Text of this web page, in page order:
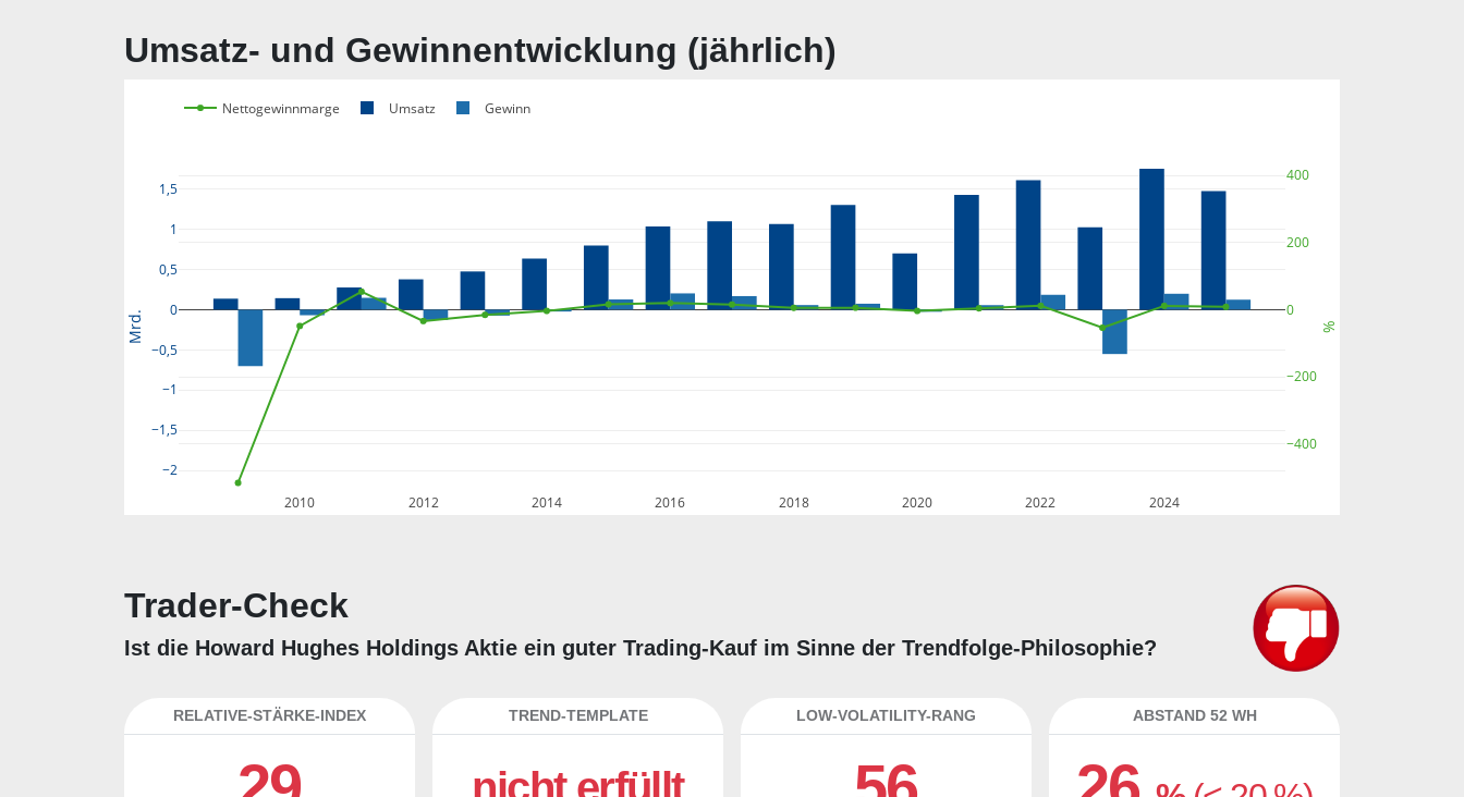
Umsatz- und Gewinnentwicklung (jährlich)
2010 2012 2014 2016 2018 2020 2022 2024
−2
−1,5
−1
−0,5
0
0,5
1
1,5
−400
−200
0
200
400
Nettogewinnmarge Umsatz Gewinn
Mrd. %
Trader-Check
Ist die Howard Hughes Holdings Aktie ein guter Trading-Kauf im Sinne der Trendfolge-Philosophie?
RELATIVE-STÄRKE-INDEX TREND-TEMPLATE
nicht erfüllt
LOW-VOLATILITY-RANG ABSTAND 52 WH